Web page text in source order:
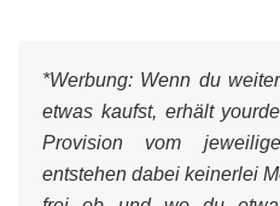
*Werbung: Wenn du
etwas kaufst, erhält
Provision vom
entstehen dabei keinerlei